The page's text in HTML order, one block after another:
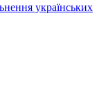
українських